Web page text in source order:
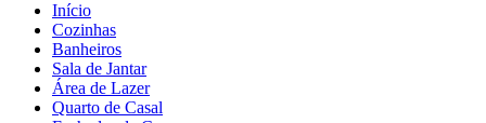
Início
Cozinhas
Banheiros
Sala de Jantar
Área de Lazer
Quarto de Casal